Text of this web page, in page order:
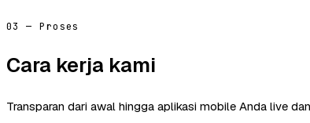
03 — Proses
Cara kerja kami
Transparan dari awal hingga aplikasi mobile Anda live